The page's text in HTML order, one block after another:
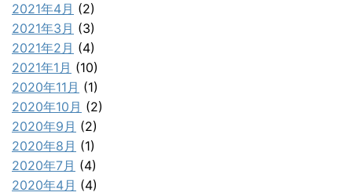
2021年4月 (2)
2021年3月 (3)
2021年2月 (4)
2021年1月 (10)
2020年11月 (1)
2020年10月 (2)
2020年9月 (2)
2020年8月 (1)
2020年7月 (4)
2020年4月 (4)